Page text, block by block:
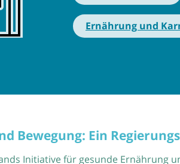
Ernährung und
Bewegung: Ein
Initiative für gesunde